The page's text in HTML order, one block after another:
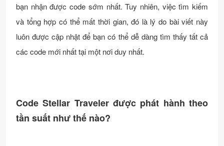
bạn nhận được code sớm nhất. Tuy nhiên, việc tìm kiếm
và tổng hợp có thể mất thời gian, đó là lý do bài viết này
luôn được cập nhật để bạn có thể dễ dàng tìm thấy tất cả
các code mới nhất tại một nơi duy nhất.
Code Stellar Traveler được phát hành theo
tần suất như thế nào?